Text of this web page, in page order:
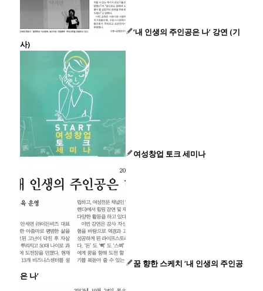
‘내 인생의 주인공은 나’ 강연 (기
사)
여성창업 토크 세미나
꿈 향한 스케치 ‘내 인생의 주인공
은 나’